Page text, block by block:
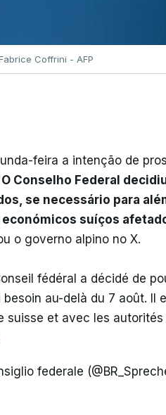
Coffrini - AFP
feira a intenção de
Conselho Federal
se necessário para
suíços
o governo alpino no X.
fédéral a décidé de
au-delà du 7 août. Il
suisse et avec les autorités
federale